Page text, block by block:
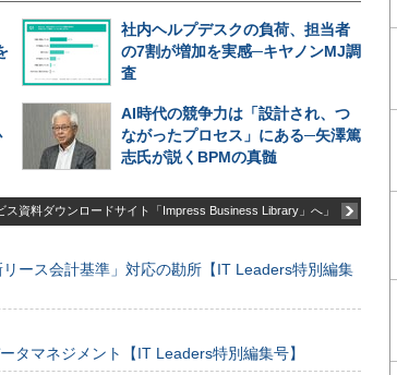
社内ヘルプデスクの負荷、担当者
の7割が増加を実感─キヤノンMJ調
査
AI時代の競争力は「設計され、つ
ながったプロセス」にある─矢澤篤
志氏が説くBPMの真髄
ス資料ダウンロードサイト「Impress Business Library」へ」
ース会計基準」対応の勘所【IT Leaders特別編集
タマネジメント【IT Leaders特別編集号】